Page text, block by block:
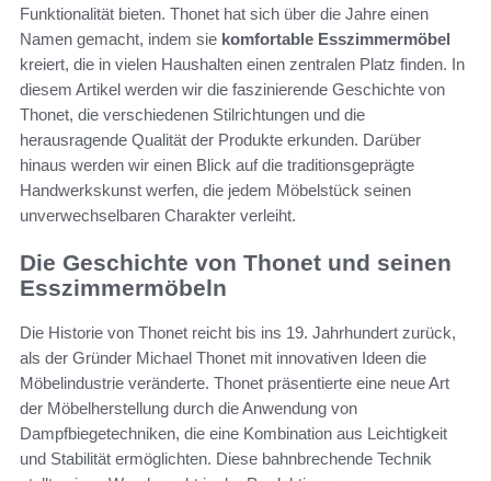
Funktionalität bieten. Thonet hat sich über die Jahre einen
Namen gemacht, indem sie komfortable Esszimmermöbel
kreiert, die in vielen Haushalten einen zentralen Platz finden. In
diesem Artikel werden wir die faszinierende Geschichte von
Thonet, die verschiedenen Stilrichtungen und die
herausragende Qualität der Produkte erkunden. Darüber
hinaus werden wir einen Blick auf die traditionsgeprägte
Handwerkskunst werfen, die jedem Möbelstück seinen
unverwechselbaren Charakter verleiht.
Die Geschichte von Thonet und seinen
Esszimmermöbeln
Die Historie von Thonet reicht bis ins 19. Jahrhundert zurück,
als der Gründer Michael Thonet mit innovativen Ideen die
Möbelindustrie veränderte. Thonet präsentierte eine neue Art
der Möbelherstellung durch die Anwendung von
Dampfbiegetechniken, die eine Kombination aus Leichtigkeit
und Stabilität ermöglichten. Diese bahnbrechende Technik